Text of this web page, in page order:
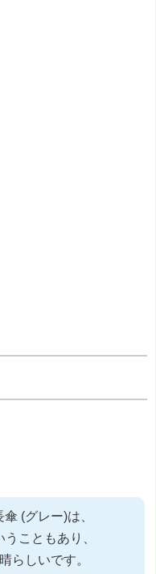
(グレー)は、
こともあり、
らしいです。